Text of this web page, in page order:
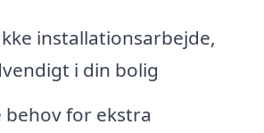
installationsarbejde,
i din bolig
behov for ekstra